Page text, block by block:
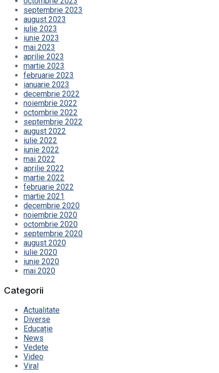
septembrie 2023
august 2023
iulie 2023
iunie 2023
mai 2023
aprilie 2023
martie 2023
februarie 2023
ianuarie 2023
decembrie 2022
noiembrie 2022
octombrie 2022
septembrie 2022
august 2022
iulie 2022
iunie 2022
mai 2022
aprilie 2022
martie 2022
februarie 2022
martie 2021
decembrie 2020
noiembrie 2020
octombrie 2020
septembrie 2020
august 2020
iulie 2020
iunie 2020
mai 2020
Categorii
Actualitate
Diverse
Educație
News
Vedete
Video
Viral